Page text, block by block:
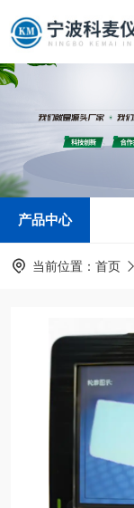
产品中心
当前位置： 首页